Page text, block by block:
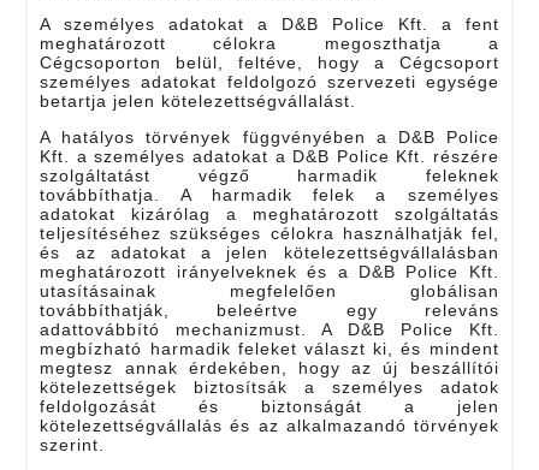
A személyes adatokat a D&B Police Kft. a fent
meghatározott célokra megoszthatja a
Cégcsoporton belül, feltéve, hogy a Cégcsoport
személyes adatokat feldolgozó szervezeti egysége
betartja jelen kötelezettségvállalást.
A hatályos törvények függvényében a D&B Police
Kft. a személyes adatokat a D&B Police Kft. részére
szolgáltatást végző harmadik feleknek
továbbíthatja. A harmadik felek a személyes
adatokat kizárólag a meghatározott szolgáltatás
teljesítéséhez szükséges célokra használhatják fel,
és az adatokat a jelen kötelezettségvállalásban
meghatározott irányelveknek és a D&B Police Kft.
utasításainak megfelelően globálisan
továbbíthatják, beleértve egy releváns
adattovábbító mechanizmust. A D&B Police Kft.
megbízható harmadik feleket választ ki, és mindent
megtesz annak érdekében, hogy az új beszállítói
kötelezettségek biztosítsák a személyes adatok
feldolgozását és biztonságát a jelen
kötelezettségvállalás és az alkalmazandó törvények
szerint.